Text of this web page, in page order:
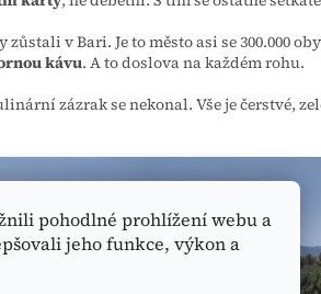
pohodlné prohlížení webu a
jeho funkce, výkon a
v Bari. Je to město asi se 300.000
kávu. A to doslova na každém rohu.
zázrak se nekonal. Vše je čerstvé,